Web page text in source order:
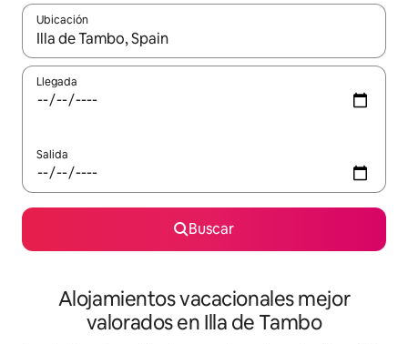
Ubicación
Cuando los resultados estén disponibles, navega con las
Llegada
Salida
Buscar
Alojamientos vacacionales mejor
valorados en Illa de Tambo